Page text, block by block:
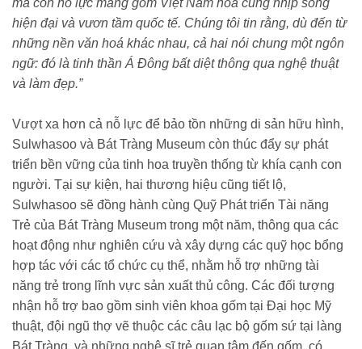
hiện đại và vươn tầm quốc tế. Chúng tôi tin rằng, dù đến từ
những nền văn hoá khác nhau, cả hai nói chung một ngôn
ngữ: đó là tinh thần Á Đông bất diệt thông qua nghệ thuật
và làm đẹp.”
Vượt xa hơn cả nỗ lực để bảo tồn những di sản hữu hình,
Sulwhasoo và Bát Tràng Museum còn thúc đẩy sự phát
triển bền vững của tinh hoa truyền thống từ khía cạnh con
người. Tại sự kiện, hai thương hiệu cũng tiết lộ,
Sulwhasoo sẽ đồng hành cùng Quỹ Phát triển Tài năng
Trẻ của Bát Tràng Museum trong một năm, thông qua các
hoạt động như nghiên cứu và xây dựng các quỹ học bổng
hợp tác với các tổ chức cụ thể, nhằm hỗ trợ những tài
năng trẻ trong lĩnh vực sản xuất thủ công. Các đối tượng
nhận hỗ trợ bao gồm sinh viên khoa gốm tại Đại học Mỹ
thuật, đội ngũ thợ vẽ thuộc các câu lạc bộ gốm sứ tại làng